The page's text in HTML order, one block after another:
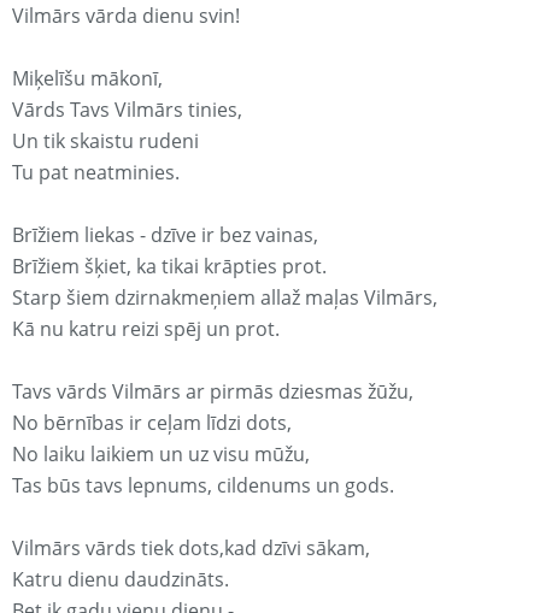
Vilmārs vārda dienu svin!
Miķelīšu mākonī,
Vārds Tavs Vilmārs tinies,
Un tik skaistu rudeni
Tu pat neatminies.
Brīžiem liekas - dzīve ir bez vainas,
Brīžiem šķiet, ka tikai krāpties prot.
Starp šiem dzirnakmeņiem allaž maļas Vilmārs,
Kā nu katru reizi spēj un prot.
Tavs vārds Vilmārs ar pirmās dziesmas žūžu,
No bērnības ir ceļam līdzi dots,
No laiku laikiem un uz visu mūžu,
Tas būs tavs lepnums, cildenums un gods.
Vilmārs vārds tiek dots,kad dzīvi sākam,
Katru dienu daudzināts.